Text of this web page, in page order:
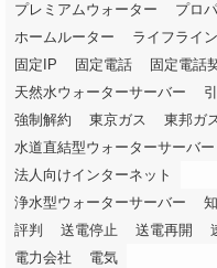
プレミアムウォーター
プロ
ホームルーター
ライフライン
固定IP
固定電話
固定電話
天然水ウォーターサーバー
強制解約
東京ガス 東邦ガ
水道直結型ウォーターサーバー
法人向けインターネット
浄水型ウォーターサーバー
評判
送電停止 送電再開
電力会社
電気